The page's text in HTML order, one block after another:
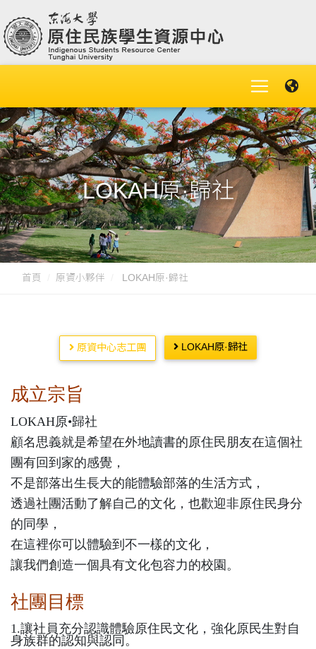
LOKAH原·歸社
首頁 原資小夥伴 LOKAH原·歸社
原資中心志工團 LOKAH原·歸社
成立宗旨
LOKAH原•歸社
顧名思義就是希望在外地讀書的原住民朋友在這個社
團有回到家的感覺，
不是部落出生長大的能體驗部落的生活方式，
透過社團活動了解自己的文化，也歡迎非原住民身分
的同學，
在這裡你可以體驗到不一樣的文化，
讓我們創造一個具有文化包容力的校園。
社團目標
1.讓社員充分認識體驗原住民文化，強化原民生對自
身族群的認知與認同。